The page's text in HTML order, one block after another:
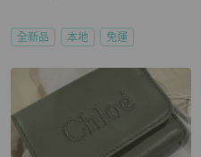
全新品 本地 免運